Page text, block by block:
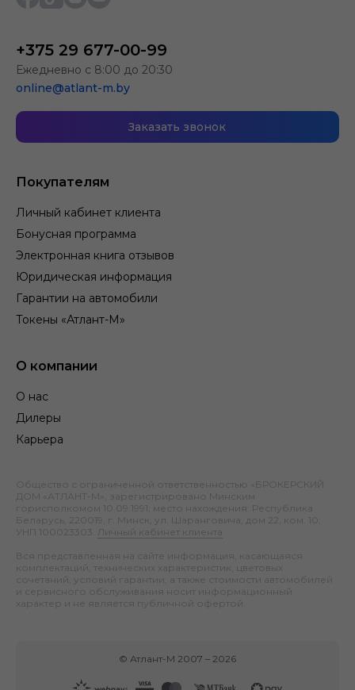
Покупателям
Личный кабинет клиента
Бонусная программа
Электронная книга отзывов
Юридическая информация
Гарантии на автомобили
Токены «Атлант-М»
О компании
О нас
Дилеры
Карьера
+375 29 677-00-99
Ежедневно с 8:00 до 20:30
online@atlant-m.by
Заказать звонок
Общество с ограниченной ответственностью «БРОКЕРСКИЙ
ДОМ «АТЛАНТ-М», зарегистрировано Минским
горисполкомом 10.09.1991; место нахождения: Республика
Беларусь, 220019, г. Минск, ул. Шаранговича, дом 22, ком. 10;
УНП 100023303.
Личный кабинет клиента
Вся представленная на сайте информация, касающаяся
комплектаций, технических характеристик, цветовых
сочетаний, условий гарантии, а также стоимости автомобилей
и сервисного обслуживания носит информационный
характер и не является публичной офертой.
© Атлант-М 2007 – 2026